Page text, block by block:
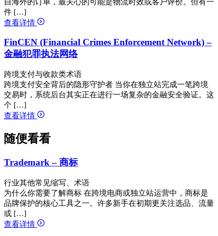
件 […]
查看详情
FinCEN (Financial Crimes Enforcement Network) –
金融犯罪执法网络
跨境支付与收款类术语
跨境支付安全背后的隐形守护者 当你在独立站完成一笔跨境
交易时，系统后台其实正在进行一场复杂的金融安全验证。这
个 […]
查看详情
随便看看
Trademark – 商标
行业其他常见缩写、术语
为什么你需要了解商标 在跨境电商或独立站运营中，商标是
品牌保护的核心工具之一。许多新手在初期更关注选品、流量
或 […]
查看详情